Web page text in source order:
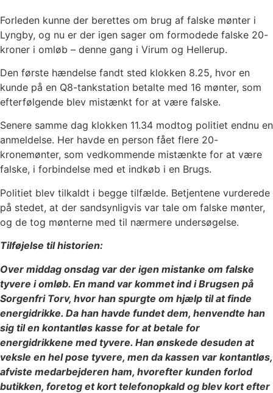
Forleden kunne der berettes om brug af falske mønter i
Lyngby, og nu er der igen sager om formodede falske 20-
kroner i omløb – denne gang i Virum og Hellerup.
Den første hændelse fandt sted klokken 8.25, hvor en
kunde på en Q8-tankstation betalte med 16 mønter, som
efterfølgende blev mistænkt for at være falske.
Senere samme dag klokken 11.34 modtog politiet endnu en
anmeldelse. Her havde en person fået flere 20-
kronemønter, som vedkommende mistænkte for at være
falske, i forbindelse med et indkøb i en Brugs.
Politiet blev tilkaldt i begge tilfælde. Betjentene vurderede
på stedet, at der sandsynligvis var tale om falske mønter,
og de tog mønterne med til nærmere undersøgelse.
Tilføjelse til historien:
Over middag onsdag var der igen mistanke om falske
tyvere i omløb. En mand var kommet ind i Brugsen på
Sorgenfri Torv, hvor han spurgte om hjælp til at finde
energidrikke. Da han havde fundet dem, henvendte han
sig til en kontantløs kasse for at betale for
energidrikkene med tyvere. Han ønskede desuden at
veksle en hel pose tyvere, men da kassen var kontantløs,
afviste medarbejderen ham, hvorefter kunden forlod
butikken, foretog et kort telefonopkald og blev kort efter